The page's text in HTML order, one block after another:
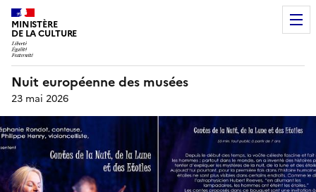
MINISTÈRE
DE LA CULTURE
Nuit européenne des musées
23 mai 2026